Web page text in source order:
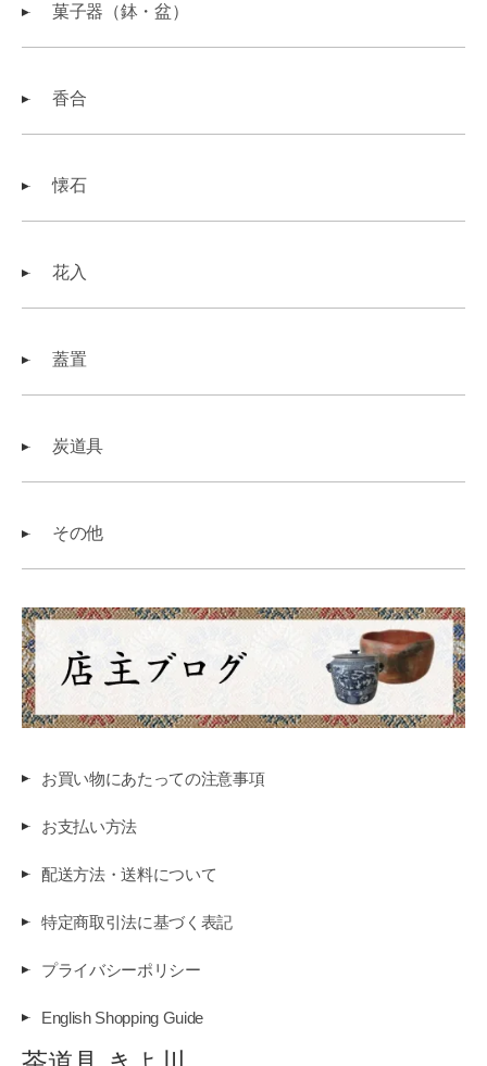
菓子器（鉢・盆）
香合
懐石
花入
蓋置
炭道具
その他
お買い物にあたっての注意事項
お支払い方法
配送方法・送料について
特定商取引法に基づく表記
プライバシーポリシー
English Shopping Guide